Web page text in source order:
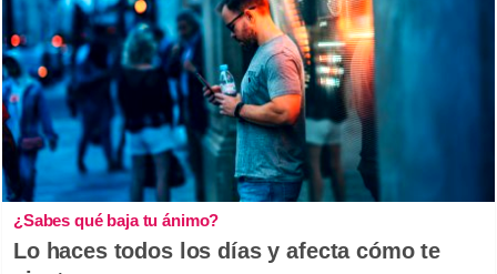
¿Sabes qué baja tu ánimo?
Lo haces todos los días y afecta cómo te